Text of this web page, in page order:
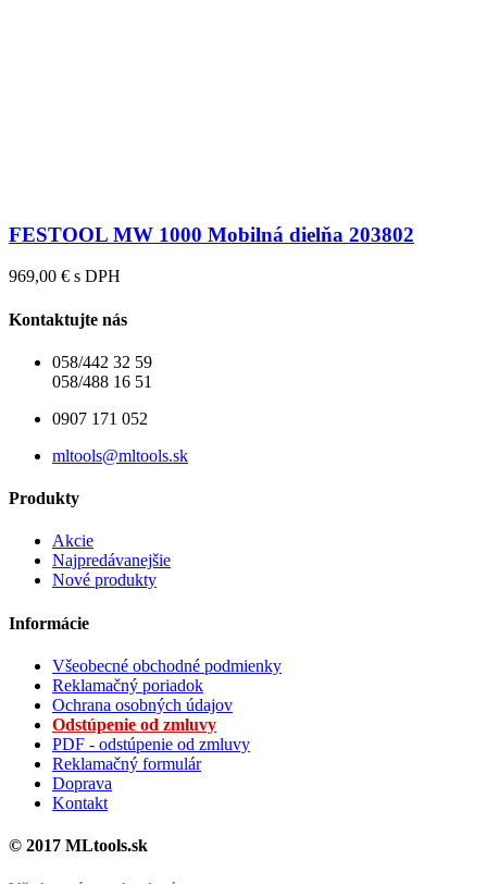
FESTOOL MW 1000 Mobilná dielňa 203802
969,00 € s DPH
Kontaktujte nás
058/442 32 59
058/488 16 51
0907 171 052
mltools@mltools.sk
Produkty
Akcie
Najpredávanejšie
Nové produkty
Informácie
Všeobecné obchodné podmienky
Reklamačný poriadok
Ochrana osobných údajov
Odstúpenie od zmluvy
PDF - odstúpenie od zmluvy
Reklamačný formulár
Doprava
Kontakt
© 2017 MLtools.sk